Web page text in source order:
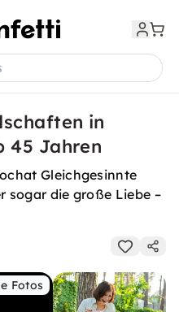
in
45 Jahren
Gleichgesinnte
sogar die große Liebe –
Fotos